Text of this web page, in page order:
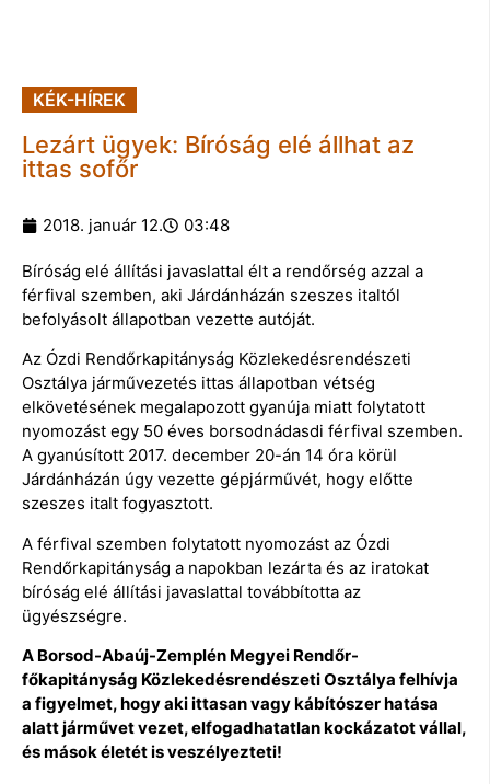
KÉK-HÍREK
Lezárt ügyek: Bíróság elé állhat az
ittas sofőr
2018. január 12. 03:48
Bíróság elé állítási javaslattal élt a rendőrség azzal a
férfival szemben, aki Járdánházán szeszes italtól
befolyásolt állapotban vezette autóját.
Az Ózdi Rendőrkapitányság Közlekedésrendészeti
Osztálya járművezetés ittas állapotban vétség
elkövetésének megalapozott gyanúja miatt folytatott
nyomozást egy 50 éves borsodnádasdi férfival szemben.
A gyanúsított 2017. december 20-án 14 óra körül
Járdánházán úgy vezette gépjárművét, hogy előtte
szeszes italt fogyasztott.
A férfival szemben folytatott nyomozást az Ózdi
Rendőrkapitányság a napokban lezárta és az iratokat
bíróság elé állítási javaslattal továbbította az
ügyészségre.
A Borsod-Abaúj-Zemplén Megyei Rendőr-
főkapitányság Közlekedésrendészeti Osztálya felhívja
a figyelmet, hogy aki ittasan vagy kábítószer hatása
alatt járművet vezet, elfogadhatatlan kockázatot vállal,
és mások életét is veszélyezteti!